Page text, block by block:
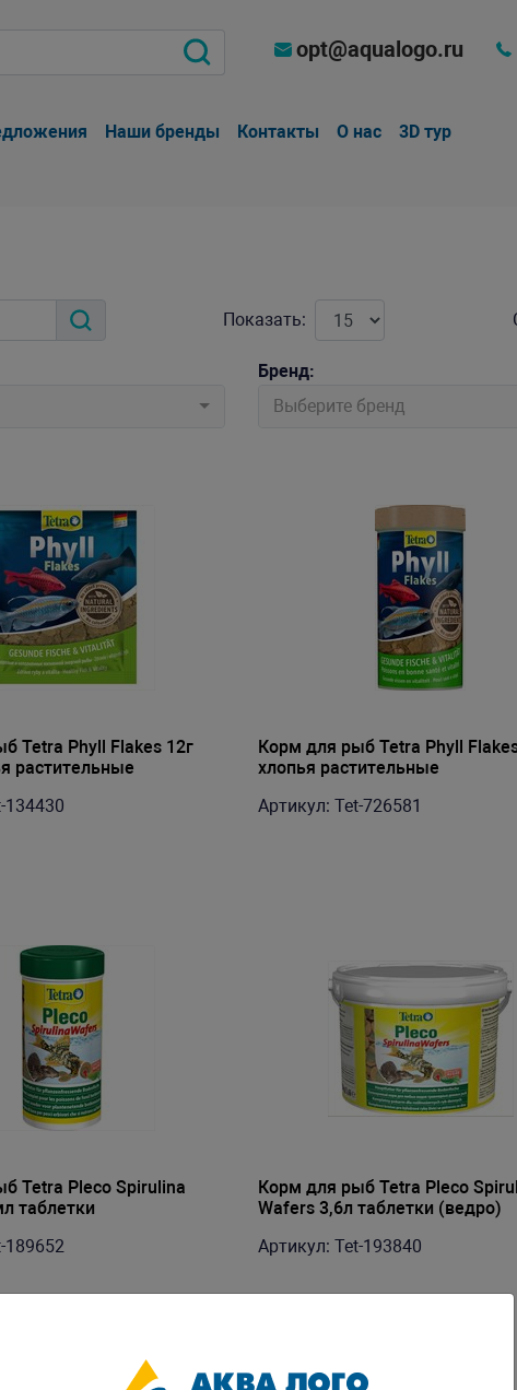
opt@aqualogo.ru
Наши бренды Контакты О нас 3D тур
Показать:
Бренд:
Выберите бренд
Tetra Phyll Flakes 12г
растительные
134430
Корм для рыб Tetra Phyll
хлопья растительные
Артикул: Tet-726581
Tetra Pleco Spirulina
таблетки
189652
Корм для рыб Tetra Pleco
Wafers 3,6л таблетки (ведро)
Артикул: Tet-193840